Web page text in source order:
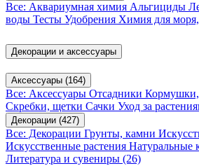
Все: Аквариумная химия Альгициды
воды Тесты Удобрения Химия для
Декорации и аксессуары
Аксессуары (164)
Все: Аксессуары Отсадники Кормушки,
Скребки, щетки Сачки Уход за
Декорации (427)
Все: Декорации Грунты, камни
Искусственные растения Натуральные
Литература и сувениры (26)